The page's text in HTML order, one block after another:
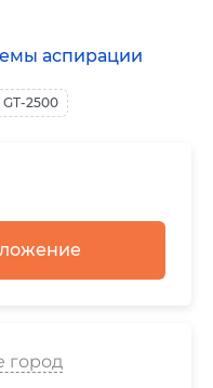
GT-2500
аспирации